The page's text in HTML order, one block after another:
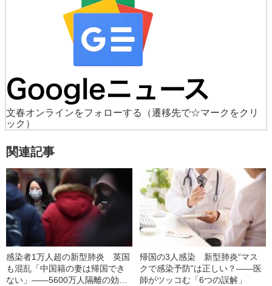
文春オンラインをフォローする
（遷移先で☆マークをクリ
ック）
関連記事
感染者1万人超の新型肺炎 英国
も混乱「中国籍の妻は帰国でき
ない」――5600万人隔離の効果
帰国の3人感染 新型肺炎“マス
クで感染予防”は正しい？――医
師がツッコむ「6つの誤解」